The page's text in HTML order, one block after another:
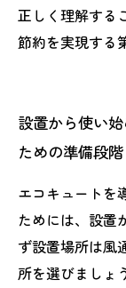
正しく理解する
節約を実現する
設置から使い
ための準備段階
エコキュートを
ためには、設置
ず設置場所は風
所を選びましょ